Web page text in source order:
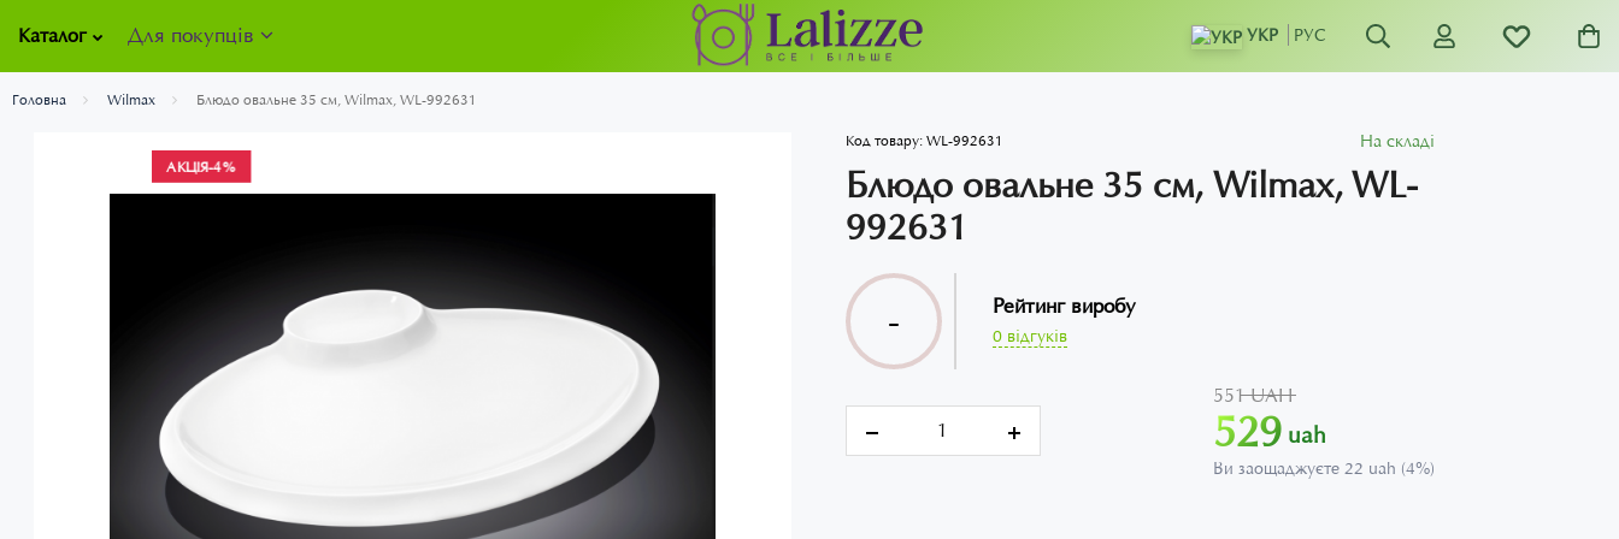
Каталог Для покупців УКР РУС
Головна Wilmax Блюдо овальне 35 см, Wilmax, WL-992631
АКЦІЯ-4%
Код товару:WL-992631 На складі
Блюдо овальне 35 см, Wilmax, WL-
992631
- Рейтинг виробу
0 відгуків
551 UAH
529 uah
Ви заощаджуєте 22 uah (4%)